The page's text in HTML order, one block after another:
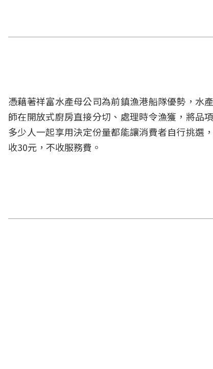
憑藉著祥富水產母公司為前鎮漁港船隊優勢，水
師在開放式廚房直接分切、處理時令漁獲，將品
多少人一起享用決定份量都能讓消費者自行挑選
收30元，不收服務費。